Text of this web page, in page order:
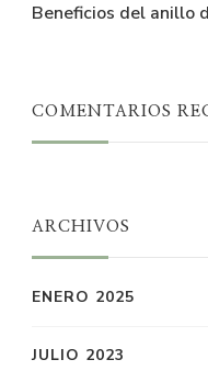
Beneficios del anillo
COMENTARIOS
ARCHIVOS
ENERO 2025
JULIO 2023